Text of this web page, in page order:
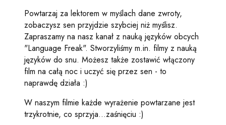
Powtarzaj za lektorem w myślach dane zwroty,
zobaczysz sen przyjdzie szybciej niż myślisz.
Zapraszamy na nasz kanał z nauką języków obcych
"Language Freak". Stworzyliśmy m.in. filmy z nauką
języków do snu. Możesz także zostawić włączony
film na całą noc i uczyć się przez sen - to
naprawdę działa :)
W naszym filmie każde wyrażenie powtarzane jest
trzykrotnie, co sprzyja...zaśnięciu :)